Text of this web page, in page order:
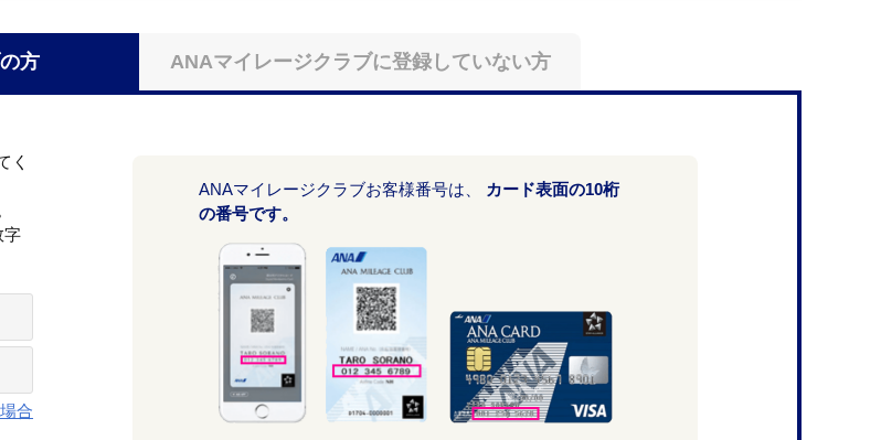
方 ANAマイレージクラブに登録していない方
く
字
合
ANAマイレージクラブお客様番号は、
カード表面の10桁
の番号です。